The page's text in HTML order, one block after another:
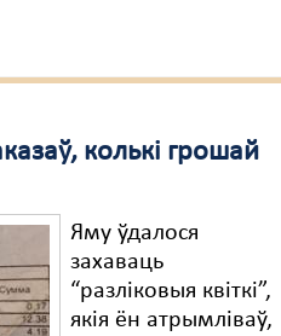
колькі грошай
Яму ўдалося
захаваць
“разліковыя квіткі”,
якія ён атрымліваў,